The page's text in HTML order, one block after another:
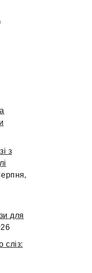
з
для
сліз: